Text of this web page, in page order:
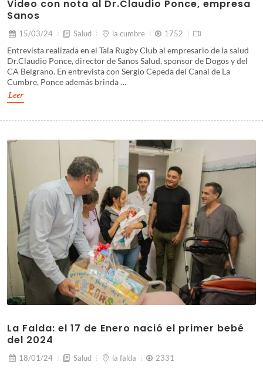
Video con nota al Dr.Claudio Ponce, empresa
Sanos
15/03/24 Salud la cumbre 1752
Entrevista realizada en el Tala Rugby Club al empresario de la salud
Dr.Claudio Ponce, director de Sanos Salud, sponsor de Dogos y del
CA Belgrano. En entrevista con Sergio Cepeda del Canal de La
Cumbre, Ponce además brinda …
Leer
La Falda: el 17 de Enero nació el primer bebé
del 2024
18/01/24 Salud la falda 2331